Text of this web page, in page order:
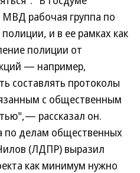
МВД рабочая группа по
и в ее рамках как
полиции от
— например,
составлять протоколы
с общественным
рассказал он.
по делам общественных
(ЛДПР) выразил
как минимум нужно